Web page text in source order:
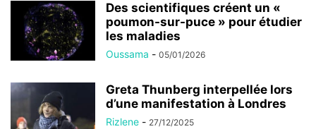
Des scientifiques créent un «
poumon-sur-puce » pour étudier
les maladies
Oussama - 05/01/2026
Greta Thunberg interpellée lors
d’une manifestation à Londres
Rizlene - 27/12/2025